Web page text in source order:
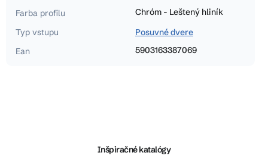
Farba profilu
Chróm - Leštený hliník
Typ vstupu
Posuvné dvere
Ean
5903163387069
Inšpiračné katalógy